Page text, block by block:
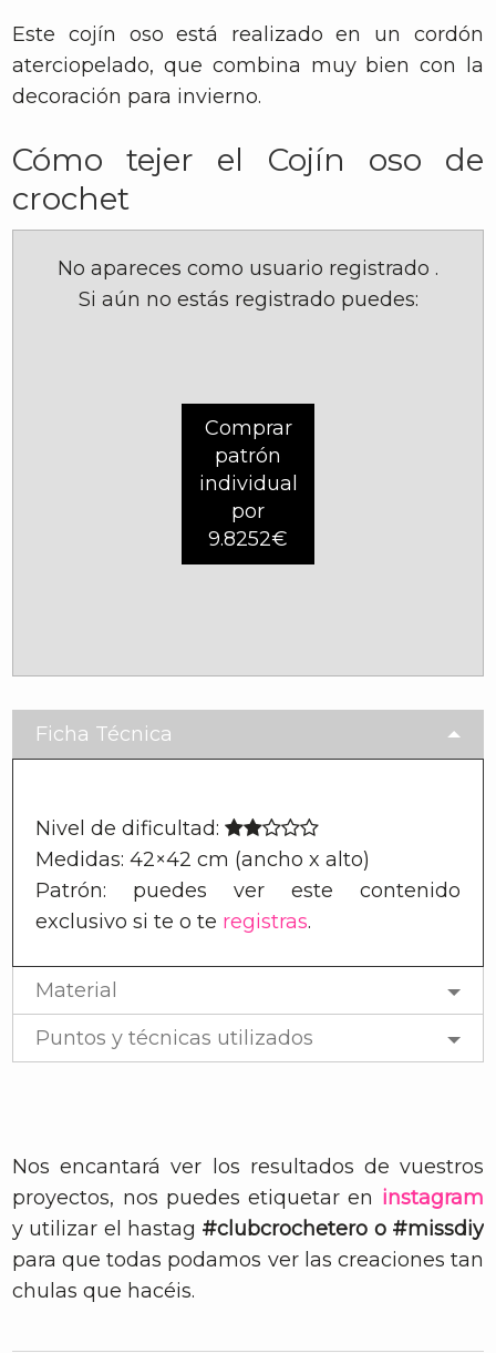
Este cojín oso está realizado en un cordón
aterciopelado, que combina muy bien con la
decoración para invierno.
Cómo tejer el Cojín oso de
crochet
No apareces como usuario registrado .
Si aún no estás registrado puedes:
Comprar
patrón
individual
por
9.8252€
Ficha Técnica
Nivel de dificultad:
Medidas: 42×42 cm (ancho x alto)
Patrón: puedes ver este contenido
exclusivo si teo te registras.
Material
Puntos y técnicas utilizados
Nos encantará ver los resultados de vuestros
proyectos, nos puedes etiquetar en instagram
y utilizar el hastag #clubcrochetero o #missdiy
para que todas podamos ver las creaciones tan
chulas que hacéis.